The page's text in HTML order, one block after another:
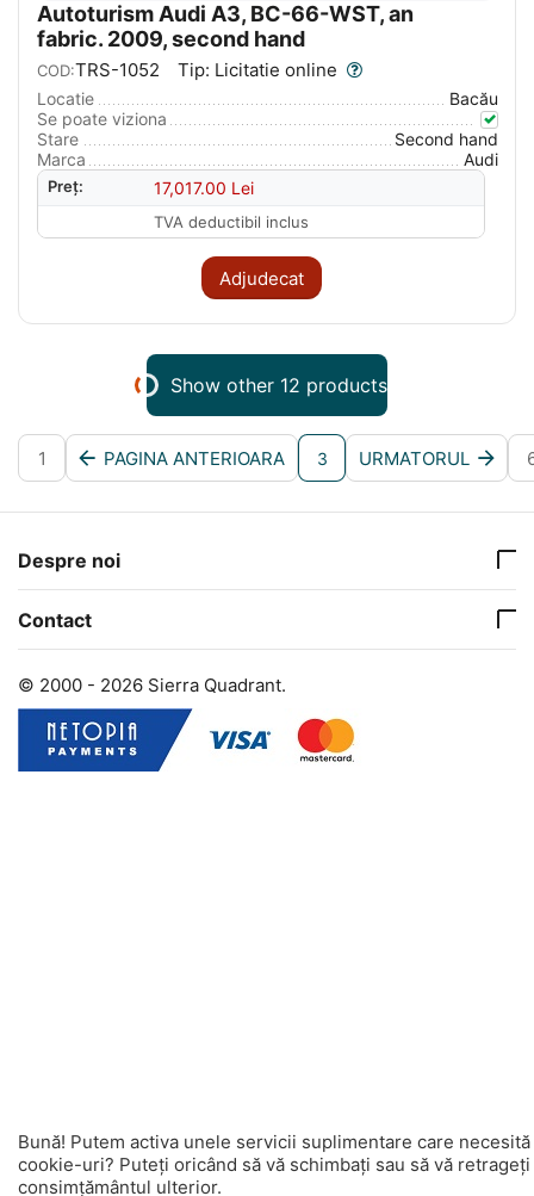
Autoturism Audi A3, BC-66-WST, an
fabric. 2009, second hand
COD:TRS-1052 Tip: Licitatie online
Locatie
Bacău
Se poate viziona
Stare
Second hand
Marca
Audi
Preț: 17,017.00 Lei
TVA deductibil inclus
Adjudecat
Show other 12 products
1 PAGINA ANTERIOARA 3 URMATORUL
Despre noi
Contact
© 2000 - 2026 Sierra Quadrant.
Bună! Putem activa unele servicii suplimentare care necesită
cookie-uri? Puteți oricând să vă schimbați sau să vă retrageți
consimțământul ulterior.